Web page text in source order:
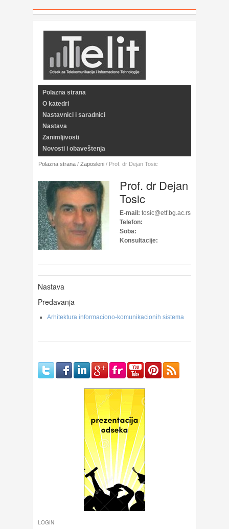
Polazna strana
O katedri
Nastavnici i saradnici
Nastava
Zanimljivosti
Novosti i obaveštenja
Polazna strana / Zaposleni / Prof. dr Dejan Tosic
Prof. dr Dejan
Tosic
E-mail: tosic@etf.bg.ac.rs
Telefon:
Soba:
Konsultacije:
Nastava
Predavanja
Arhitektura informaciono-komunikacionih sistema
LOGIN